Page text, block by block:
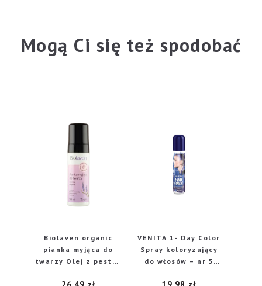
Mogą Ci się też spodobać
Biolaven organic
pianka myjąca do
twarzy Olej z pestek
VENITA 1- Day Color
Spray koloryzujący
do włosów – nr 5